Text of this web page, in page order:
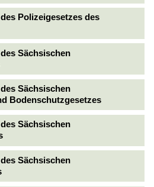
Polizeigesetzes des
Sächsischen
Sächsischen
Bodenschutzgesetzes
Sächsischen
Sächsischen